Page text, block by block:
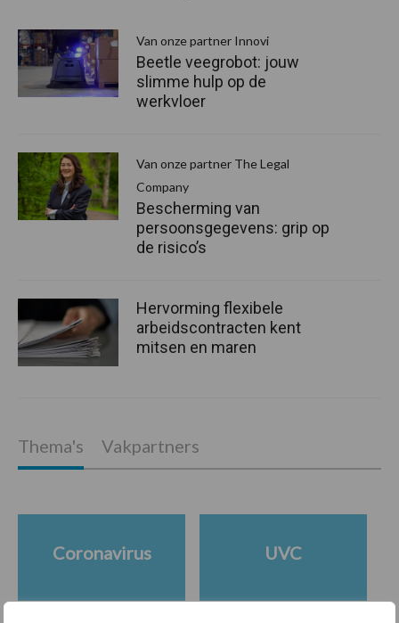
Van onze partner Innovi
Beetle veegrobot: jouw
slimme hulp op de
werkvloer
Van onze partner The Legal
Company
Bescherming van
persoonsgegevens: grip op
de risico’s
Hervorming flexibele
arbeidscontracten kent
mitsen en maren
Thema's Vakpartners
Coronavirus UVC